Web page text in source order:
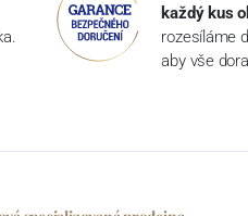
každý kus
rozesíláme
aby vše